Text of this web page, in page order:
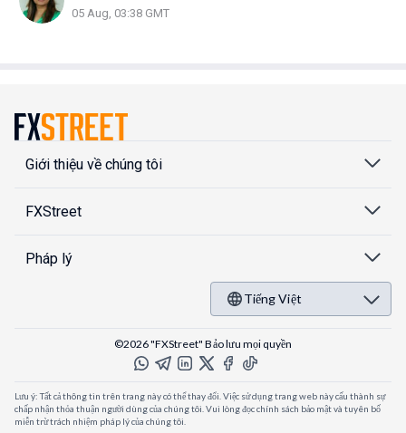
05 Aug, 03:38 GMT
Giới thiệu về chúng tôi
FXStreet
Pháp lý
Tiếng Việt
©2026 "FXStreet" Bảo lưu mọi quyền
Lưu ý: Tất cả thông tin trên trang này có thể thay đổi. Việc sử dụng trang web này cấu thành sự
chấp nhận thỏa thuận người dùng của chúng tôi. Vui lòng đọc chính sách bảo mật và tuyên bố
miễn trừ trách nhiệm pháp lý của chúng tôi.